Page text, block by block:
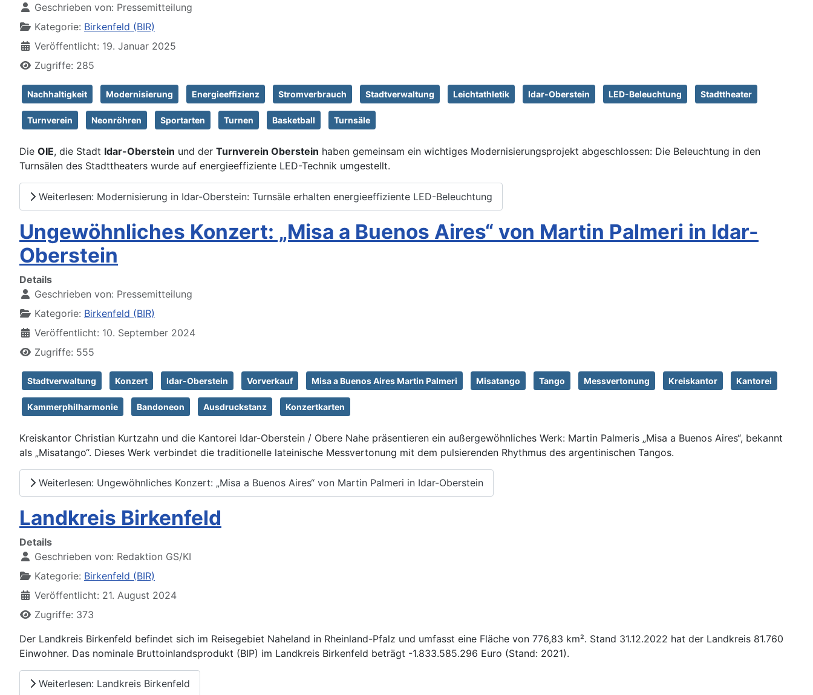
Geschrieben von: Pressemitteilung
Kategorie: Birkenfeld (BIR)
Veröffentlicht: 19. Januar 2025
Zugriffe: 285
Nachhaltigkeit Modernisierung Energieeffizienz Stromverbrauch Stadtverwaltung Leichtathletik Idar-Oberstein LED-Beleuchtung Stadttheater
Turnverein Neonröhren Sportarten Turnen Basketball Turnsäle
Die OIE, die Stadt Idar-Oberstein und der Turnverein Oberstein haben gemeinsam ein wichtiges Modernisierungsprojekt abgeschlossen: Die Beleuchtung in den
Turnsälen des Stadttheaters wurde auf energieeffiziente LED-Technik umgestellt.
Weiterlesen: Modernisierung in Idar-Oberstein: Turnsäle erhalten energieeffiziente LED-Beleuchtung
Ungewöhnliches Konzert: „Misa a Buenos Aires“ von Martin Palmeri in Idar-
Oberstein
Details
Geschrieben von: Pressemitteilung
Kategorie: Birkenfeld (BIR)
Veröffentlicht: 10. September 2024
Zugriffe: 555
Stadtverwaltung Konzert Idar-Oberstein Vorverkauf Misa a Buenos Aires Martin Palmeri Misatango Tango Messvertonung Kreiskantor Kantorei
Kammerphilharmonie Bandoneon Ausdruckstanz Konzertkarten
Kreiskantor Christian Kurtzahn und die Kantorei Idar-Oberstein / Obere Nahe präsentieren ein außergewöhnliches Werk: Martin Palmeris „Misa a Buenos Aires“, bekannt
als „Misatango“. Dieses Werk verbindet die traditionelle lateinische Messvertonung mit dem pulsierenden Rhythmus des argentinischen Tangos.
Weiterlesen: Ungewöhnliches Konzert: „Misa a Buenos Aires“ von Martin Palmeri in Idar-Oberstein
Landkreis Birkenfeld
Details
Geschrieben von: Redaktion GS/KI
Kategorie: Birkenfeld (BIR)
Veröffentlicht: 21. August 2024
Zugriffe: 373
Der Landkreis Birkenfeld befindet sich im Reisegebiet Naheland in Rheinland-Pfalz und umfasst eine Fläche von 776,83 km². Stand 31.12.2022 hat der Landkreis 81.760
Einwohner. Das nominale Bruttoinlandsprodukt (BIP) im Landkreis Birkenfeld beträgt -1.833.585.296 Euro (Stand: 2021).
Weiterlesen: Landkreis Birkenfeld